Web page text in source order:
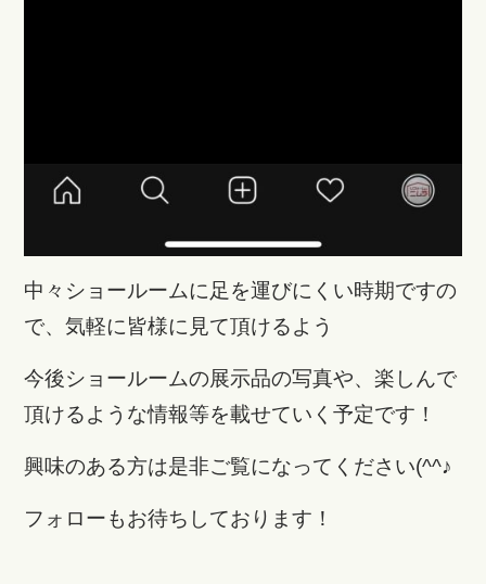
中々ショールームに足を運びにくい時期ですの
で、気軽に皆様に見て頂けるよう
今後ショールームの展示品の写真や、楽しんで
頂けるような情報等を載せていく予定です！
興味のある方は是非ご覧になってください(^^♪
フォローもお待ちしております！